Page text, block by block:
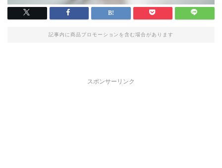
記事内に商品プロモーションを含む場合があります
スポンサーリンク